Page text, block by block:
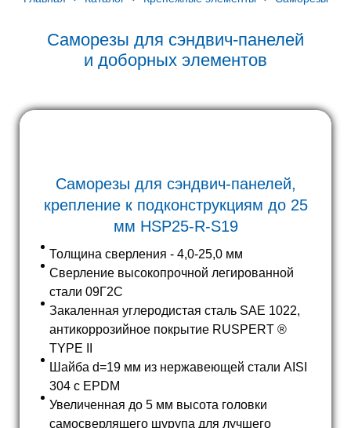
Саморезы для сэндвич-панелей
и доборных элементов
Саморезы для сэндвич-панелей,
крепление к подконструкциям до 25
мм HSP25-R-S19
Толщина сверления - 4,0-25,0 мм
Сверление высокопрочной легированной
стали 09Г2С
Закаленная углеродистая сталь SAE 1022,
антикоррозийное покрытие RUSPERT ®
TYPE II
Шайба d=19 мм из нержавеющей стали AISI
304 c EPDM
Увеличенная до 5 мм высота головки
самосверлящего шурупа для лучшего